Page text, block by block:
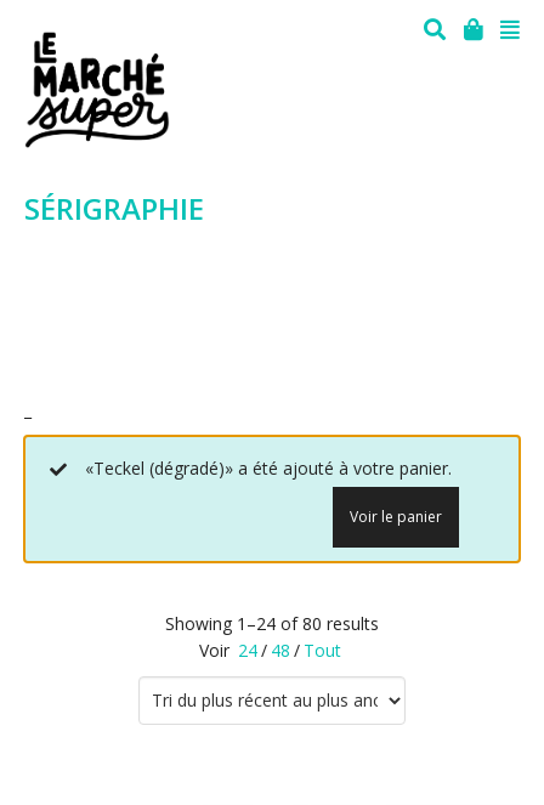
SÉRIGRAPHIE
«Teckel (dégradé)» a été ajouté à votre panier.
Voir le panier
Showing 1–24 of 80 results
Voir 24/ 48 / Tout